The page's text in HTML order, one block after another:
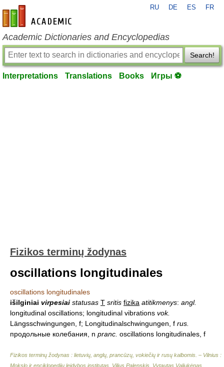
en-academic.com
RU DE ES FR
Academic Dictionaries and Encyclopedias
Search!
Interpretations Translations Books Игры ⚽
Fizikos terminų žodynas
oscillations longitudinales
oscillations longitudinales
išilginiai virpesiai statusas T sritis fizika atitikmenys: angl.
longitudinal oscillations; longitudinal vibrations vok.
Längsschwingungen, f; Longitudinalschwingungen, f rus.
продольные колебания, n pranc. oscillations longitudinales, f
Fizikos terminų žodynas : lietuvių, anglų, prancūzų, vokiečių ir rusų kalbomis. – Vilnius :
Mokslo ir enciklopedijų leidybos institutas Vilius Palenskis, Vytautas Valiukėnas,